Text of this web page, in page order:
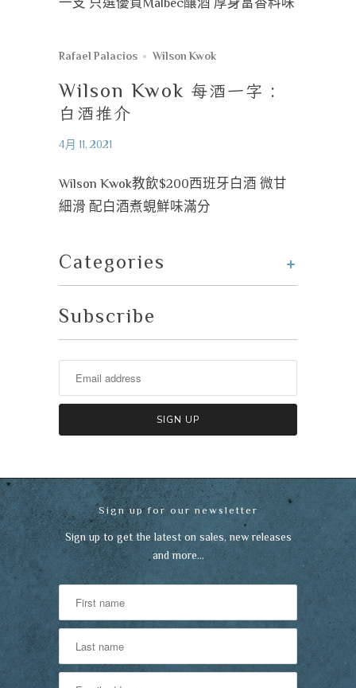
Rafael Palacios Wilson Kwok
Wilson Kwok 每酒一字 :
白酒推介
4月 11, 2021
Wilson Kwok教飲$200西班牙白酒 微甘
細滑 配白酒煮蜆鮮味滿分
+
Categories
Subscribe
Sign up for our newsletter
Sign up to get the latest on sales, new releases
and more…